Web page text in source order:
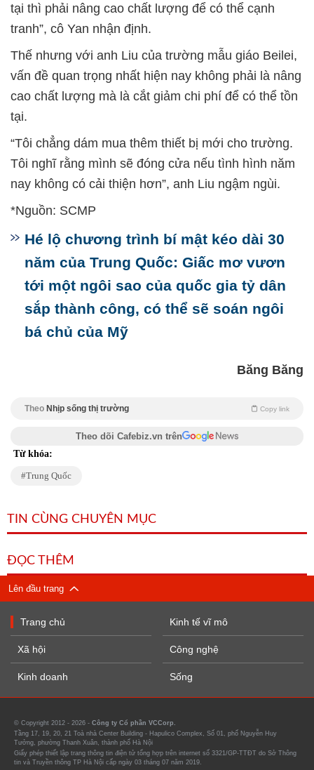
tại thì phải nâng cao chất lượng để có thể cạnh
tranh”, cô Yan nhận định.
Thế nhưng với anh Liu của trường mẫu giáo Beilei,
vấn đề quan trọng nhất hiện nay không phải là nâng
cao chất lượng mà là cắt giảm chi phí để có thể tồn
tại.
“Tôi chẳng dám mua thêm thiết bị mới cho trường.
Tôi nghĩ rằng mình sẽ đóng cửa nếu tình hình năm
nay không có cải thiện hơn”, anh Liu ngậm ngùi.
*Nguồn: SCMP
Hé lộ chương trình bí mật kéo dài 30
năm của Trung Quốc: Giấc mơ vươn
tới một ngôi sao của quốc gia tỷ dân
sắp thành công, có thể sẽ soán ngôi
bá chủ của Mỹ
Băng Băng
Theo Nhịp sống thị trường Copy link
Theo dõi Cafebiz.vn trên
Từ khóa:
Trung Quốc
TIN CÙNG CHUYÊN MỤC
ĐỌC THÊM
Lên đầu trang
Trang chủ
Xã hội
Kinh doanh
Kinh tế vĩ mô
Công nghệ
Sống
© Copyright 2012 - 2026 - Công ty Cổ phần VCCorp.
Tầng 17, 19, 20, 21 Toà nhà Center Building - Hapulico Complex, Số 01, phố Nguyễn Huy
Tưởng, phường Thanh Xuân, thành phố Hà Nội
Giấy phép thiết lập trang thông tin điện tử tổng hợp trên internet số 3321/GP-TTĐT do Sở Thông
tin và Truyền thông TP Hà Nội cấp ngày 03 tháng 07 năm 2019.